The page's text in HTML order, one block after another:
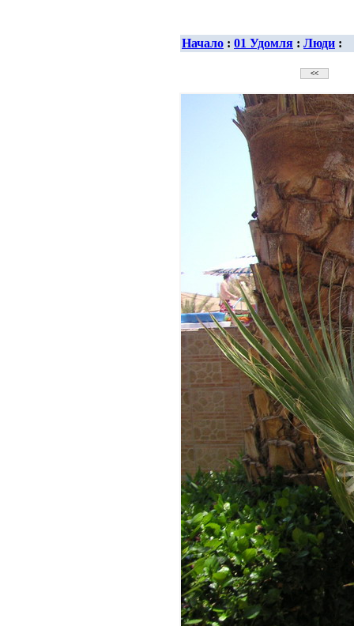
Начало : 01 Удомля : Люди :